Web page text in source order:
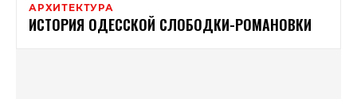
АРХИТЕКТУРА
ИСТОРИЯ ОДЕССКОЙ СЛОБОДКИ-РОМАНОВКИ